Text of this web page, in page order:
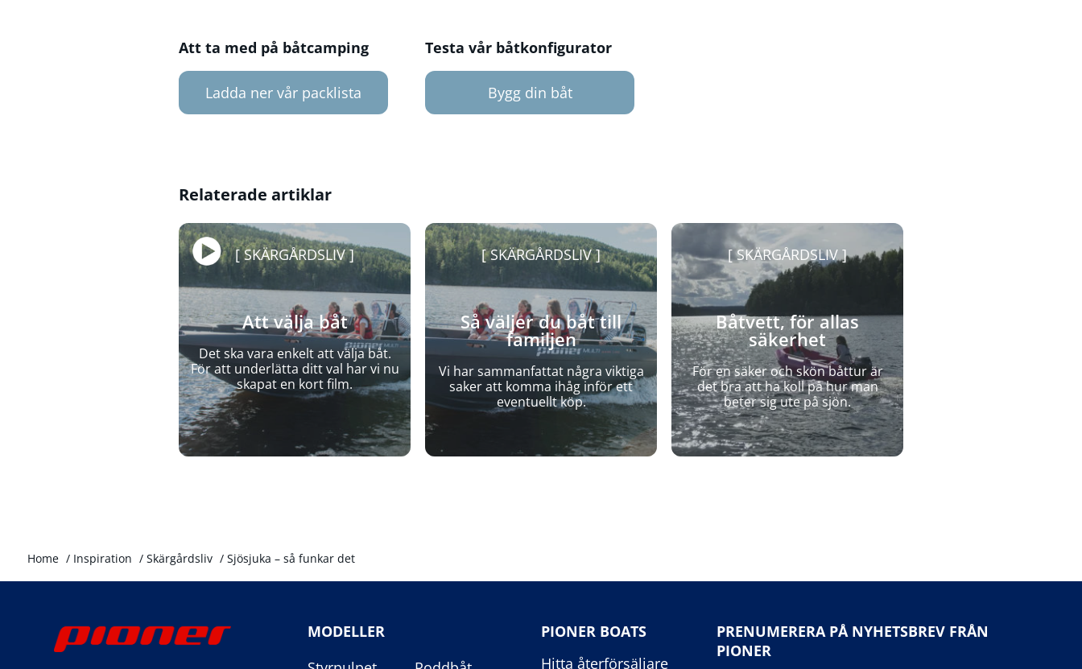
Att ta med på båtcamping
Ladda ner vår packlista
Testa vår båtkonfigurator
Bygg din båt
Relaterade artiklar
SKÄRGÅRDSLIV
Att välja båt
Det ska vara enkelt att välja båt.
För att underlätta ditt val har vi nu
skapat en kort film.
SKÄRGÅRDSLIV
Så väljer du båt till
familjen
Vi har sammanfattat några viktiga
saker att komma ihåg inför ett
eventuellt köp.
SKÄRGÅRDSLIV
Båtvett, för allas
säkerhet
För en säker och skön båttur är
det bra att ha koll på hur man
beter sig ute på sjön.
Home / Inspiration / Skärgårdsliv / Sjösjuka – så funkar det
MODELLER
PIONER BOATS
Hitta återförsäljare
PRENUMERERA PÅ NYHETSBREV FRÅN
PIONER